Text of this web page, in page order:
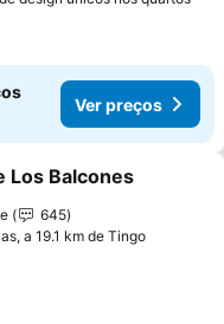
Ver preços
aos favoritos
Los Balcones
645
a 19.1 km de Tingo